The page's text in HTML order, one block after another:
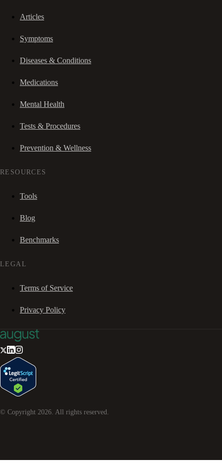
Articles
Symptoms
Diseases & Conditions
Medications
Mental Health
Tests & Procedures
Prevention & Wellness
RESOURCES
Tools
Blog
Benchmarks
LEGAL
Terms of Service
Privacy Policy
© Copyright 2026 . All rights reserved.